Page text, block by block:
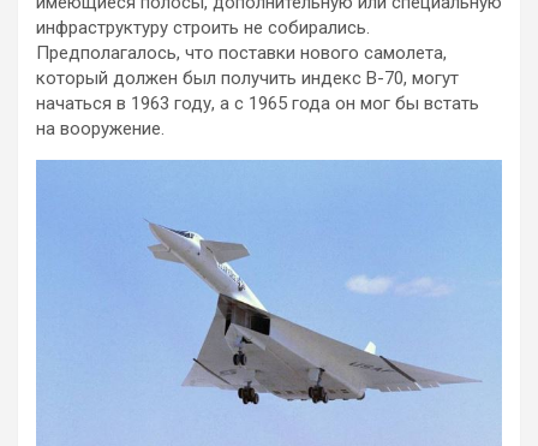
инфраструктуру строить не собирались.
Предполагалось, что поставки нового самолета,
который должен был получить индекс B-70, могут
начаться в 1963 году, а с 1965 года он мог бы встать
на вооружение.